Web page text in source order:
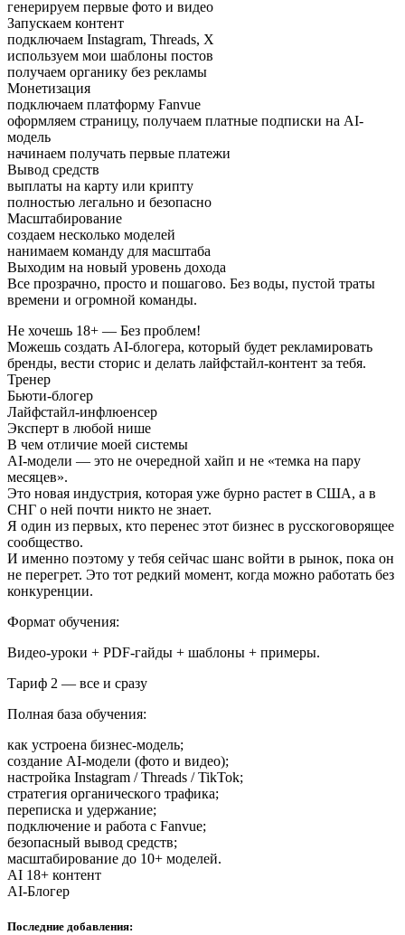
генерируем первые фото и видео
Запускаем контент
подключаем Instagram, Threads, X
используем мои шаблоны постов
получаем органику без рекламы
Монетизация
подключаем платформу Fanvue
оформляем страницу, получаем платные подписки на AI-
модель
начинаем получать первые платежи
Вывод средств
выплаты на карту или крипту
полностью легально и безопасно
Масштабирование
создаем несколько моделей
нанимаем команду для масштаба
Выходим на новый уровень дохода
Все прозрачно, просто и пошагово. Без воды, пустой траты
времени и огромной команды.
Не хочешь 18+ — Без проблем!
Можешь создать AI-блогера, который будет рекламировать
бренды, вести сторис и делать лайфстайл-контент за тебя.
Тренер
Бьюти-блогер
Лайфстайл-инфлюенсер
Эксперт в любой нише
В чем отличие моей системы
AI-модели — это не очередной хайп и не «темка на пару
месяцев».
Это новая индустрия, которая уже бурно растет в США, а в
СНГ о ней почти никто не знает.
Я один из первых, кто перенес этот бизнес в русскоговорящее
сообщество.
И именно поэтому у тебя сейчас шанс войти в рынок, пока он
не перегрет. Это тот редкий момент, когда можно работать без
конкуренции.
Формат обучения:
Видео-уроки + PDF-гайды + шаблоны + примеры.
Тариф 2 — все и сразу
Полная база обучения:
как устроена бизнес-модель;
создание AI-модели (фото и видео);
настройка Instagram / Threads / TikTok;
стратегия органического трафика;
переписка и удержание;
подключение и работа с Fanvue;
безопасный вывод средств;
масштабирование до 10+ моделей.
AI 18+ контент
AI-Блогер
Последние добавления: